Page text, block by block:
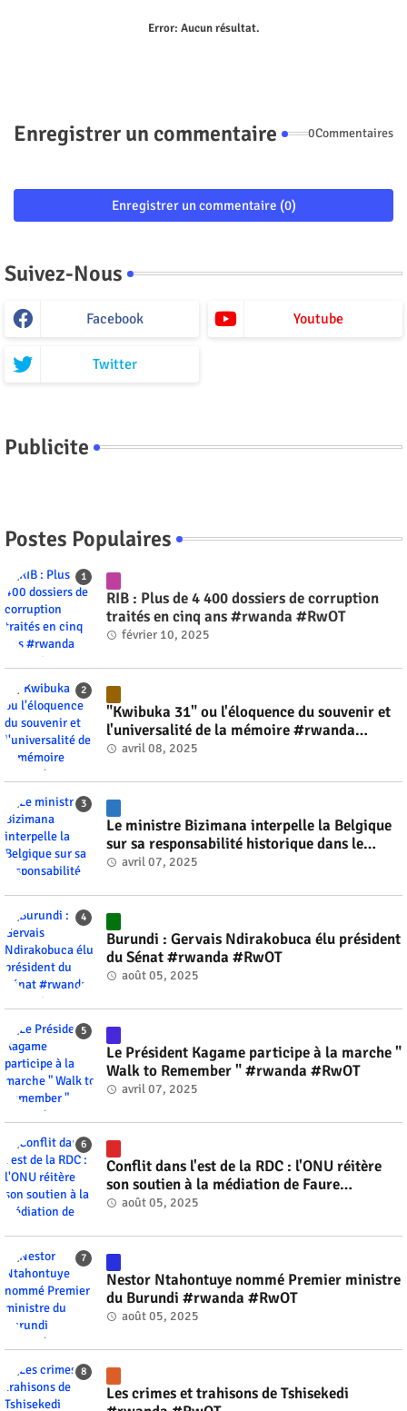
Error: Aucun résultat.
Enregistrer un commentaire 0Commentaires
Enregistrer un commentaire (0)
Suivez-Nous
Facebook Youtube
Twitter
Publicite
Postes Populaires
RIB : Plus de 4 400 dossiers de corruption
traités en cinq ans #rwanda #RwOT
février 10, 2025
"Kwibuka 31" ou l'éloquence du souvenir et
l'universalité de la mémoire #rwanda
#RwOT
avril 08, 2025
Le ministre Bizimana interpelle la Belgique
sur sa responsabilité historique dans le
génocide #rwanda #RwOT
avril 07, 2025
Burundi : Gervais Ndirakobuca élu président
du Sénat #rwanda #RwOT
août 05, 2025
Le Président Kagame participe à la marche "
Walk to Remember " #rwanda #RwOT
avril 07, 2025
Conflit dans l'est de la RDC : l'ONU réitère
son soutien à la médiation de Faure
Gnassingbé #rwanda #RwOT
août 05, 2025
Nestor Ntahontuye nommé Premier ministre
du Burundi #rwanda #RwOT
août 05, 2025
Les crimes et trahisons de Tshisekedi